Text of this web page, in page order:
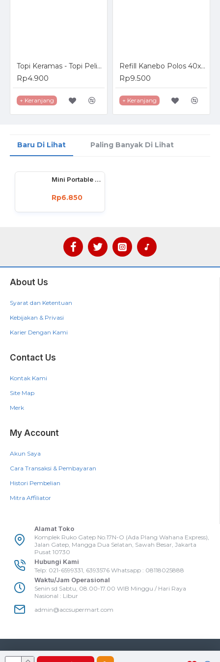
Topi Keramas - Topi Pelindung Mata Anak Saat Keramas dengan kancing
Rp4.900
+ Keranjang
Refill Kanebo Polos 40x30cm
Rp9.500
+ Keranjang
Baru Di Lihat Paling Banyak Di Lihat
Mini Portable Hand Sealer - Perekat Kemasan Plastik
Rp6.850
About Us
Syarat dan Ketentuan
Kebijakan & Privasi
Karier Dengan Kami
Contact Us
Kontak Kami
Site Map
Merk
My Account
Akun Saya
Cara Transaksi & Pembayaran
Histori Pembelian
Mitra Affiliator
Alamat Toko
Komplek Ruko Gatep No.17N-O (Ada Plang Wahana Express),
Jalan Gatep, Mangga Dua Selatan, Sawah Besar, Jakarta
Pusat 10730
Hubungi Kami
Telp: 021-6599331, 6393576 Whatsapp : 08118025888
Waktu/Jam Operasional
Senin sd Sabtu, 08.00-17.00 WIB Minggu / Hari Raya
Nasional : Libur
admin@accsupermart.com
Accsupermart